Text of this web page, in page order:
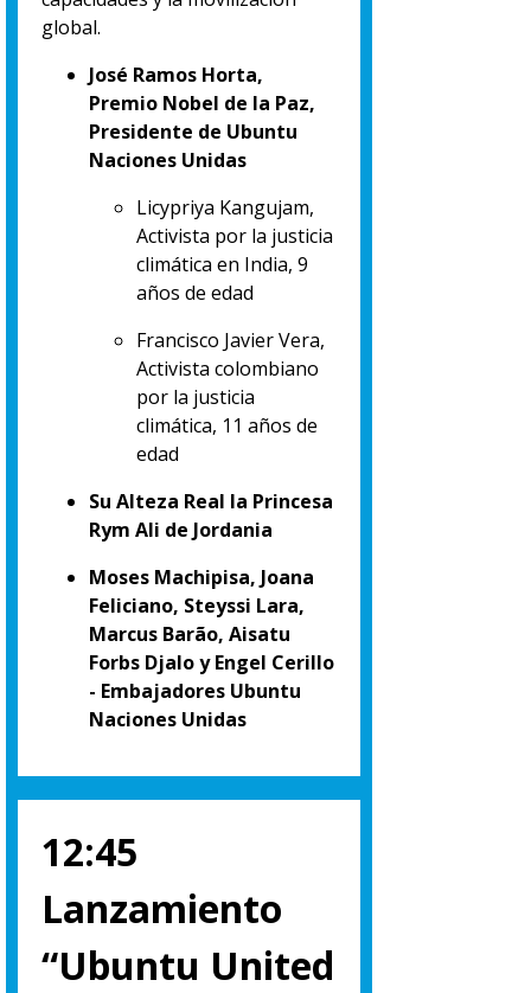
global.
José Ramos Horta,
Premio Nobel de la Paz,
Presidente de Ubuntu
Naciones Unidas
Licypriya Kangujam,
Activista por la justicia
climática en India, 9
años de edad
Francisco Javier Vera,
Activista colombiano
por la justicia
climática, 11 años de
edad
Su Alteza Real la Princesa
Rym Ali de Jordania
Moses Machipisa, Joana
Feliciano, Steyssi Lara,
Marcus Barão, Aisatu
Forbs Djalo y Engel Cerillo
- Embajadores Ubuntu
Naciones Unidas
12:45
Lanzamiento
“Ubuntu United